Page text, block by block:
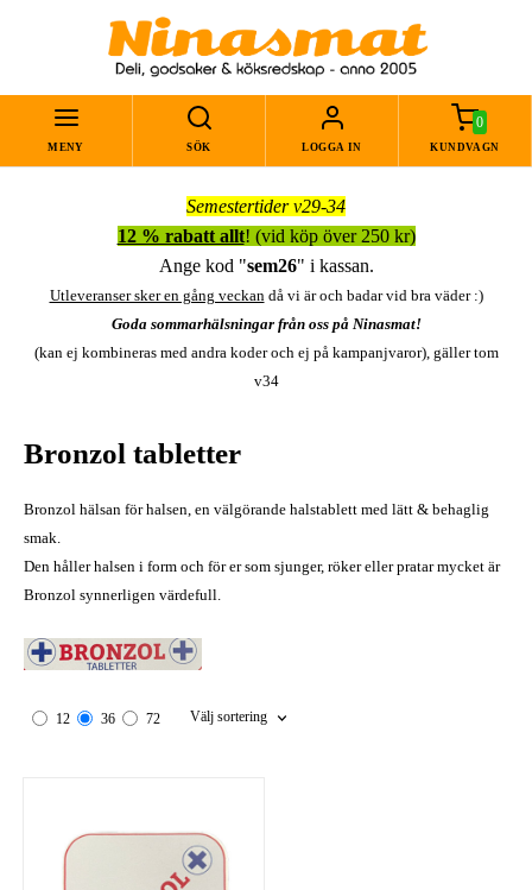
MENY SÖK LOGGA IN
0
KUNDVAGN
Semestertider v29-34
12 % rabatt allt! (vid köp över 250 kr)
Ange kod "sem26" i kassan.
Utleveranser sker en gång veckandå vi är och badar vid bra väder :)
Goda sommarhälsningar från oss på Ninasmat!
(kan ej kombineras med andra koder och ej på kampanjvaror), gäller tom
v34
Bronzol tabletter
Bronzol hälsan för halsen, en välgörande halstablett med lätt & behaglig
smak.
Den håller halsen i form och för er som sjunger, röker eller pratar mycket är
Bronzol synnerligen värdefull.
12 36 72 Välj sortering